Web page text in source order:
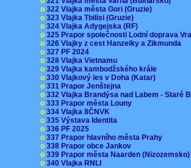
o 322 Vlajka města Gori (Gruzie)
o 323 Vlajka Tbilisi (Gruzie)
o 324 Vlajka Adygejska (RF)
o 325 Prapor společnosti Lodní doprava
o 326 Vlajky z cest Hanzelky a Zikmunda
o 327 PF 2024
o 328 Vlajka Vietnamu
o 329 Vlajka kambodžského krále
o 330 Vlajkový les v Doha (Katar)
o 331 Prapor Jenštejna
o 332 Vlajka Brandýsa nad Labem - Staré
o 333 Prapor města Louny
o 334 Vlajka 8ČNVK
o 335 Výstava Identita
o 336 PF 2025
o 337 Prapor hlavního města Prahy
o 338 Prapor obce Jankov
o 339 Prapor města Naarden
o 340 Vlajka RNLI